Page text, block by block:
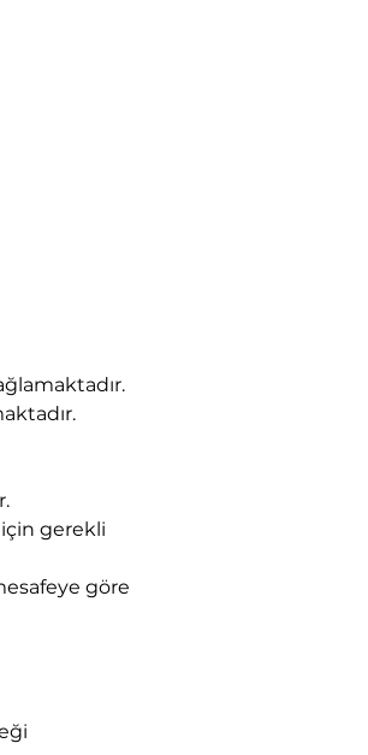
için gerekli
göre